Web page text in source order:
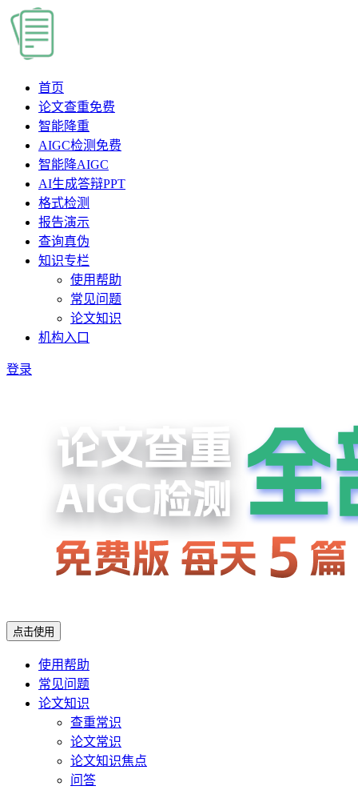
首页
论文查重免费
智能降重
AIGC检测 免费
智能降AIGC
AI生成答辩PPT
格式检测
报告演示
查询真伪
知识专栏
使用帮助
常见问题
论文知识
机构入口
登录
点击使用
使用帮助
常见问题
论文知识
查重常识
论文常识
论文知识焦点
问答